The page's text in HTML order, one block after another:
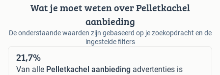
Wat je moet weten over Pelletkachel
aanbieding
De onderstaande waarden zijn gebaseerd op je zoekopdracht en de
ingestelde filters
21,7%
Van alle Pelletkachel aanbieding advertenties is